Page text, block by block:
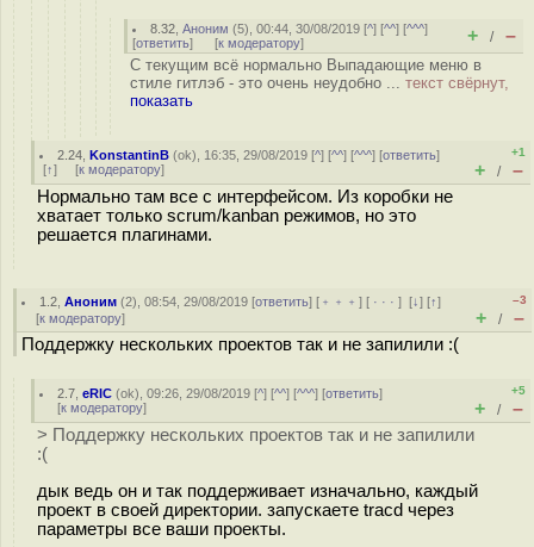
8.32 ,Аноним (5), 00:44, 30/08/2019 [^] [^^] [^^^]
[ответить] [к модератору] + / –
С текущим всё нормально Выпадающие меню в
стиле гитлэб - это очень неудобно ... текст свёрнут,
показать
2.24 ,KonstantinB (ok), 16:35, 29/08/2019 [^] [^^] [^^^] [ответить]
[↑] [к модератору]
+1
+ / –
Нормально там все с интерфейсом. Из коробки не
хватает только scrum/kanban режимов, но это
решается плагинами.
1.2 ,Аноним (2), 08:54, 29/08/2019 [ответить] [ ﹢﹢﹢] [ · · ·][↓] [↑]
[к модератору]
–3
+ / –
Поддержку нескольких проектов так и не запилили :(
2.7 ,eRIC (ok), 09:26, 29/08/2019 [^] [^^] [^^^] [ответить]
[к модератору]
+5
+ / –
> Поддержку нескольких проектов так и не запилили
:(
дык ведь он и так поддерживает изначально, каждый
проект в своей директории. запускаете tracd через
параметры все ваши проекты.